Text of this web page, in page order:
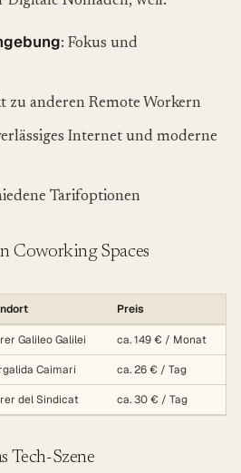
: Fokus und
zu anderen Remote Workern
Internet und moderne
Tarifoptionen
Coworking Spaces
Preis
Galileo Galilei ca. 149 € / Monat
Caimari ca. 26 € / Tag
del Sindicat ca. 30 € / Tag
Tech-Szene